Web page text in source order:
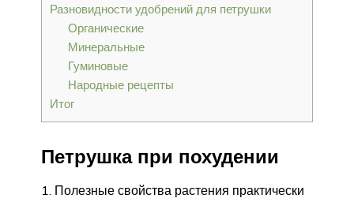
Разновидности удобрений для петрушки
Органические
Минеральные
Гуминовые
Народные рецепты
Итог
Петрушка при похудении
Полезные свойства растения практически